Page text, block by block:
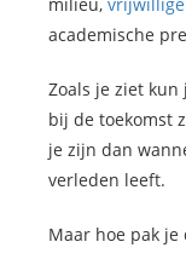
academische
Zoals je ziet
bij de toekomst
je zijn dan
verleden leeft.
Maar hoe pak je